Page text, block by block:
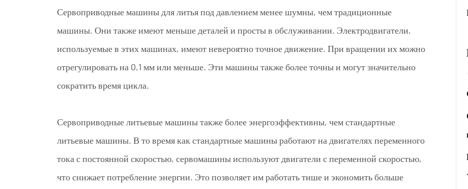
Сервоприводные машины для литья под давлениемменее шумны, чем традиционные
машины. Они также имеют меньше деталей и просты в обслуживании. Электродвигатели,
используемые в этих машинах, имеют невероятно точное движение. При вращении их можно
отрегулировать на 0,1 мм или меньше. Эти машины также более точны и могут значительно
сократить время цикла.
Сервоприводные литьевые машины также более энергоэффективны, чем стандартные
литьевые машины. В то время как стандартные машины работают на двигателях переменного
тока с постоянной скоростью, сервомашины используют двигатели с переменной скоростью,
что снижает потребление энергии. Это позволяет им работать тише и экономить больше